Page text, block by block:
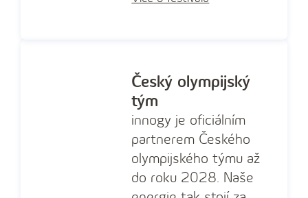
Český olympijský
tým
innogy je oficiálním
partnerem Českého
olympijského týmu až
do roku 2028. Naše